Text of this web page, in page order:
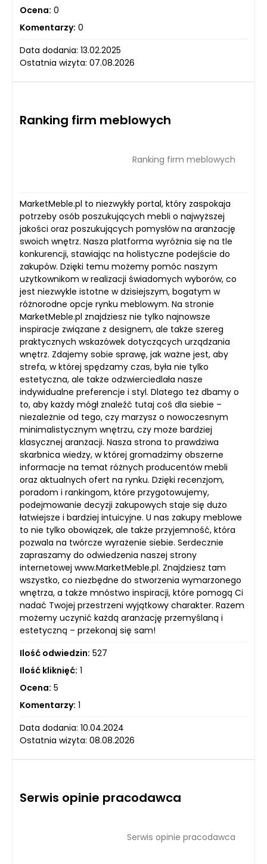
Ocena: 0
Komentarzy: 0
Data dodania: 13.02.2025
Ostatnia wizyta: 07.08.2026
Ranking firm meblowych
Ranking firm meblowych
MarketMeble.pl to niezwykły portal, który zaspokaja
potrzeby osób poszukujących mebli o najwyższej
jakości oraz poszukujących pomysłów na aranżację
swoich wnętrz. Nasza platforma wyróżnia się na tle
konkurencji, stawiając na holistyczne podejście do
zakupów. Dzięki temu możemy pomóc naszym
użytkownikom w realizacji świadomych wyborów, co
jest niezwykle istotne w dzisiejszym, bogatym w
różnorodne opcje rynku meblowym. Na stronie
MarketMeble.pl znajdziesz nie tylko najnowsze
inspiracje związane z designem, ale także szereg
praktycznych wskazówek dotyczących urządzania
wnętrz. Zdajemy sobie sprawę, jak ważne jest, aby
strefa, w której spędzamy czas, była nie tylko
estetyczna, ale także odzwierciedlała nasze
indywidualne preferencje i styl. Dlatego też dbamy o
to, aby każdy mógł znaleźć tutaj coś dla siebie –
niezależnie od tego, czy marzysz o nowoczesnym
minimalistycznym wnętrzu, czy może bardziej
klasycznej aranżacji. Nasza strona to prawdziwa
skarbnica wiedzy, w której gromadzimy obszerne
informacje na temat różnych producentów mebli
oraz aktualnych ofert na rynku. Dzięki recenzjom,
poradom i rankingom, które przygotowujemy,
podejmowanie decyzji zakupowych staje się dużo
łatwiejsze i bardziej intuicyjne. U nas zakupy meblowe
to nie tylko obowiązek, ale także przyjemność, która
pozwala na twórcze wyrażenie siebie. Serdecznie
zapraszamy do odwiedzenia naszej strony
internetowej www.MarketMeble.pl. Znajdziesz tam
wszystko, co niezbędne do stworzenia wymarzonego
wnętrza, a także mnóstwo inspiracji, które pomogą Ci
nadać Twojej przestrzeni wyjątkowy charakter. Razem
możemy uczynić każdą aranżację przemyślaną i
estetyczną – przekonaj się sam!
Ilość odwiedzin: 527
Ilość kliknięć: 1
Ocena: 5
Komentarzy: 1
Data dodania: 10.04.2024
Ostatnia wizyta: 08.08.2026
Serwis opinie pracodawca
Serwis opinie pracodawca